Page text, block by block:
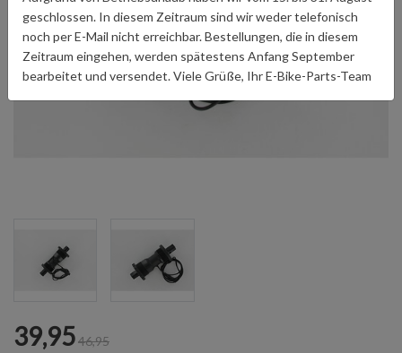
39,9546,95
geschlossen. In diesem Zeitraum sind wir weder telefonisch
noch per E-Mail nicht erreichbar. Bestellungen, die in diesem
Zeitraum eingehen, werden spätestens Anfang September
bearbeitet und versendet. Viele Grüße, Ihr E-Bike-Parts-Team